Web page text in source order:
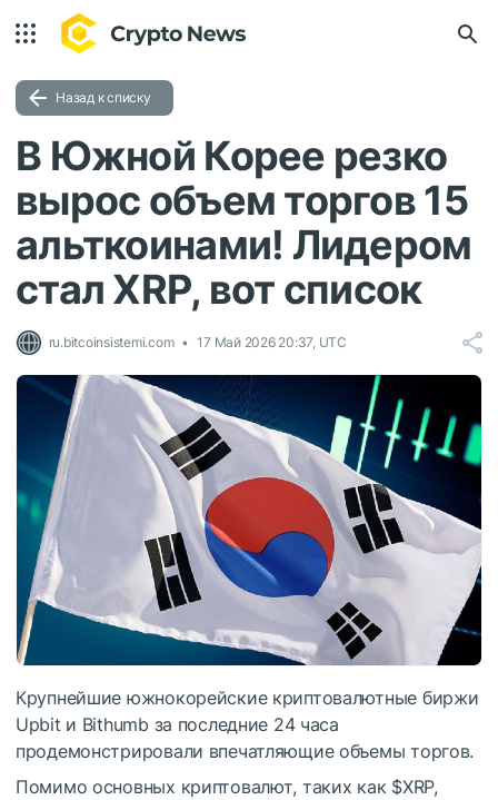
Назад к списку
В Южной Корее резко
вырос объем торгов 15
альткоинами! Лидером
стал XRP, вот список
ru.bitcoinsistemi.com 17 Май 2026 20:37, UTC
Крупнейшие южнокорейские криптовалютные биржи
Upbit и Bithumb за последние 24 часа
продемонстрировали впечатляющие объемы торгов.
Помимо основных криптовалют, таких как $XRP,